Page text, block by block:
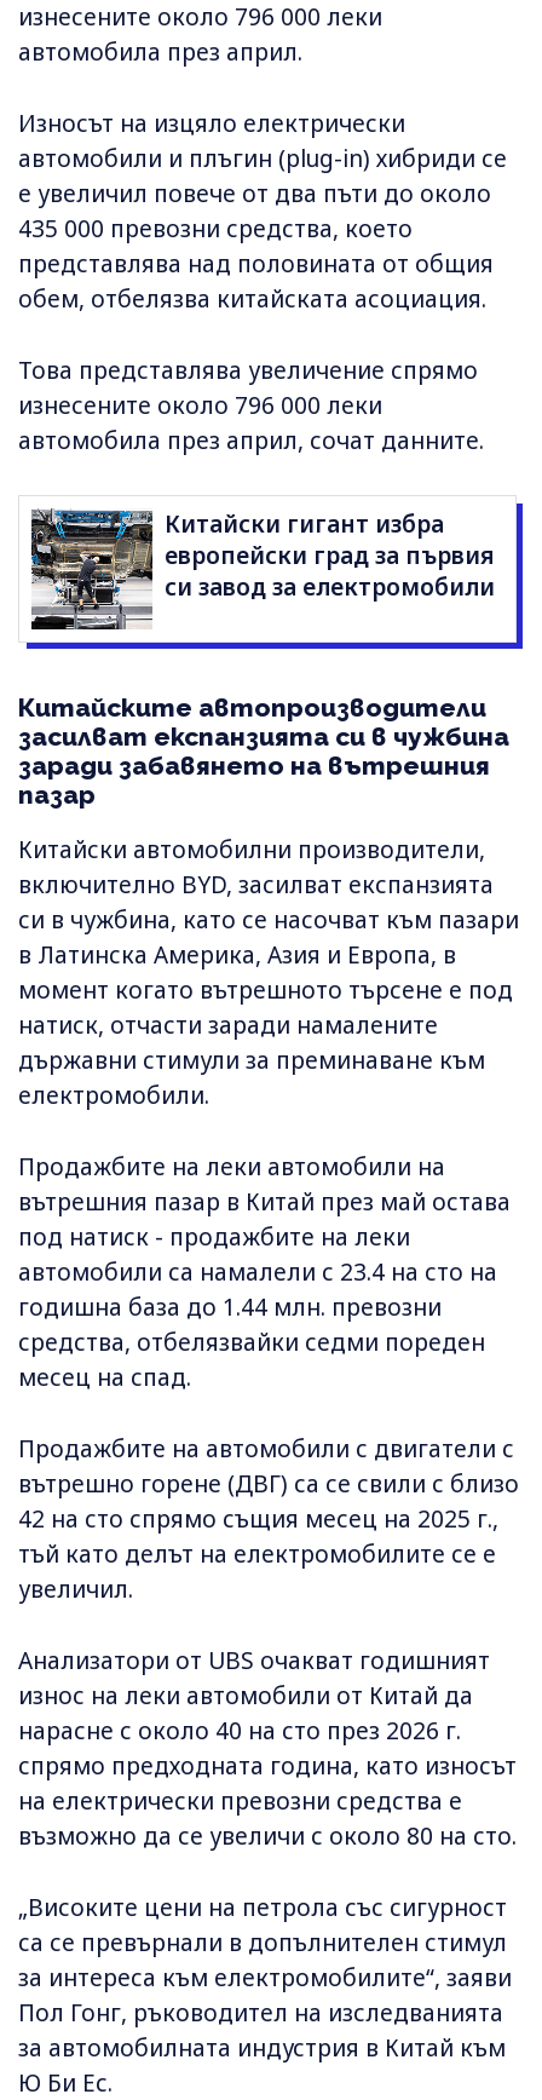
изнесените около 796 000 леки
автомобила през април.
Износът на изцяло електрически
автомобили и плъгин (plug-in) хибриди се
е увеличил повече от два пъти до около
435 000 превозни средства, което
представлява над половината от общия
обем, отбелязва китайската асоциация.
Това представлява увеличение спрямо
изнесените около 796 000 леки
автомобила през април, сочат данните.
Китайски гигант избра
европейски град за първия
си завод за електромобили
Китайските автопроизводители
засилват експанзията си в чужбина
заради забавянето на вътрешния
пазар
Китайски автомобилни производители,
включително BYD, засилват експанзията
си в чужбина, като се насочват към пазари
в Латинска Америка, Азия и Европа, в
момент когато вътрешното търсене е под
натиск, отчасти заради намалените
държавни стимули за преминаване към
електромобили.
Продажбите на леки автомобили на
вътрешния пазар в Китай през май остава
под натиск - продажбите на леки
автомобили са намалели с 23.4 на сто на
годишна база до 1.44 млн. превозни
средства, отбелязвайки седми пореден
месец на спад.
Продажбите на автомобили с двигатели с
вътрешно горене (ДВГ) са се свили с близо
42 на сто спрямо същия месец на 2025 г.,
тъй като делът на електромобилите се е
увеличил.
Анализатори от UBS очакват годишният
износ на леки автомобили от Китай да
нарасне с около 40 на сто през 2026 г.
спрямо предходната година, като износът
на електрически превозни средства е
възможно да се увеличи с около 80 на сто.
„Високите цени на петрола със сигурност
са се превърнали в допълнителен стимул
за интереса към електромобилите“, заяви
Пол Гонг, ръководител на изследванията
за автомобилната индустрия в Китай към
Ю Би Ес.